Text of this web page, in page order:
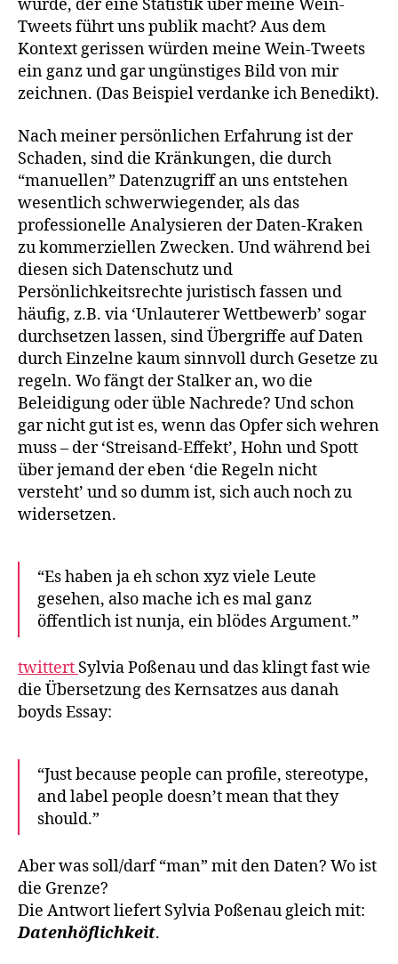
würde, der eine Statistik über meine Wein-
Tweets führt uns publik macht? Aus dem
Kontext gerissen würden meine Wein-Tweets
ein ganz und gar ungünstiges Bild von mir
zeichnen. (Das Beispiel verdanke ich Benedikt).
Nach meiner persönlichen Erfahrung ist der
Schaden, sind die Kränkungen, die durch
“manuellen” Datenzugriff an uns entstehen
wesentlich schwerwiegender, als das
professionelle Analysieren der Daten-Kraken
zu kommerziellen Zwecken. Und während bei
diesen sich Datenschutz und
Persönlichkeitsrechte juristisch fassen und
häufig, z.B. via ‘Unlauterer Wettbewerb’ sogar
durchsetzen lassen, sind Übergriffe auf Daten
durch Einzelne kaum sinnvoll durch Gesetze zu
regeln. Wo fängt der Stalker an, wo die
Beleidigung oder üble Nachrede? Und schon
gar nicht gut ist es, wenn das Opfer sich wehren
muss – der ‘Streisand-Effekt’, Hohn und Spott
über jemand der eben ‘die Regeln nicht
versteht’ und so dumm ist, sich auch noch zu
widersetzen.
“Es haben ja eh schon xyz viele Leute
gesehen, also mache ich es mal ganz
öffentlich ist nunja, ein blödes Argument.”
twittert Sylvia Poßenau und das klingt fast wie
die Übersetzung des Kernsatzes aus danah
boyds Essay:
“Just because people can profile, stereotype,
and label people doesn’t mean that they
should.”
Aber was soll/darf “man” mit den Daten? Wo ist
die Grenze?
Die Antwort liefert Sylvia Poßenau gleich mit:
Datenhöflichkeit.